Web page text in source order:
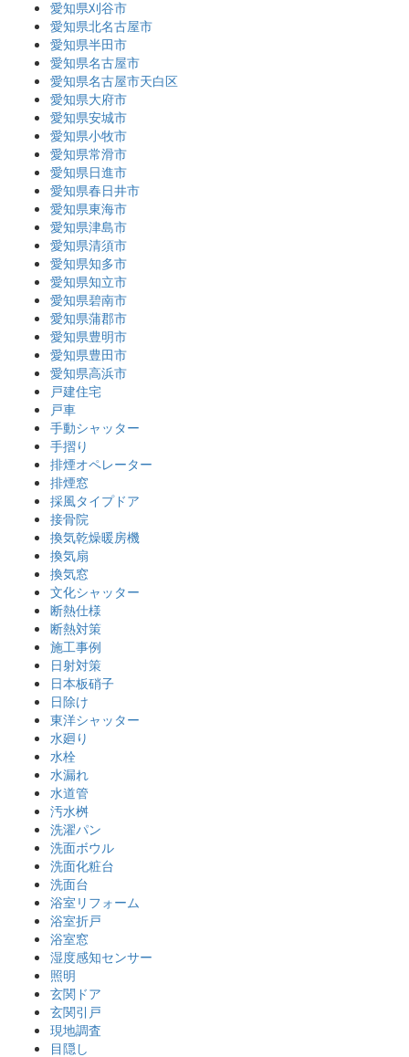
愛知県刈谷市
愛知県北名古屋市
愛知県半田市
愛知県名古屋市
愛知県名古屋市天白区
愛知県大府市
愛知県安城市
愛知県小牧市
愛知県常滑市
愛知県日進市
愛知県春日井市
愛知県東海市
愛知県津島市
愛知県清須市
愛知県知多市
愛知県知立市
愛知県碧南市
愛知県蒲郡市
愛知県豊明市
愛知県豊田市
愛知県高浜市
戸建住宅
戸車
手動シャッター
手摺り
排煙オペレーター
排煙窓
採風タイプドア
接骨院
換気乾燥暖房機
換気扇
換気窓
文化シャッター
断熱仕様
断熱対策
施工事例
日射対策
日本板硝子
日除け
東洋シャッター
水廻り
水栓
水漏れ
水道管
汚水桝
洗濯パン
洗面ボウル
洗面化粧台
洗面台
浴室リフォーム
浴室折戸
浴室窓
湿度感知センサー
照明
玄関ドア
玄関引戸
現地調査
目隠し